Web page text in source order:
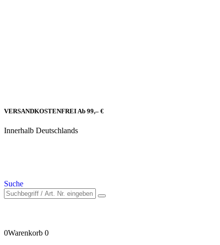
VERSANDKOSTENFREI Ab 99,– €
Innerhalb Deutschlands
Suche
0Warenkorb 0